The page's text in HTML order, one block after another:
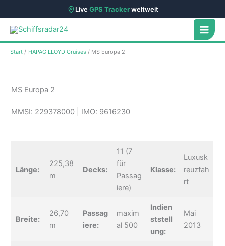
LiveGPS Trackerweltweit
Zum
Inhalt
springen
Start HAPAG LLOYD Cruises MS Europa 2
MS Europa 2
MMSI: 229378000 | IMO: 9616230
Länge:
225,38
m
Decks:
11 (7
für
Passag
iere)
Klasse:
Luxusk
reuzfah
rt
Breite:
26,70
m
Passag
iere:
maxim
al 500
Indien
ststell
ung:
Mai
2013